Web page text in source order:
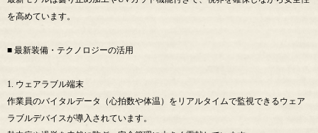
を高めています。
■ 最新装備・テクノロジーの活用
1. ウェアラブル端末
作業員のバイタルデータ（心拍数や体温）をリアルタイムで監視できるウェア
ラブルデバイスが導入されています。